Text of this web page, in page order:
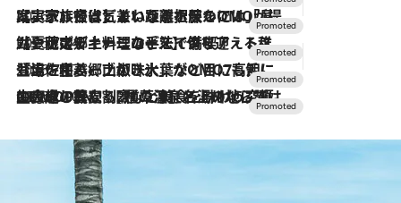
2026.7.31
【ホテル帰省】という選択肢をOMOが提案。家族とほどよい距離を保つには「昼は実家、夜は気兼ねなくホテルで！」
2026.7.24
【夏限定ディナーコース】旬を迎える稚鮎や花ズッキーニなどをイタリア・トスカーナの郷土料理の手法で満喫！
2026.7.17
「土佐和ハーブかき氷」がOMO7高知に登場！生姜、山椒、大葉など目にも舌にも涼を呼ぶ郷土の味
2026.7.10
NEW OPEN！【界 草津】名湯の地に誕生。趣の異なる2種の温泉と上州ならではの会席・蕎麦割烹など美食を味わう究極の癒やし旅